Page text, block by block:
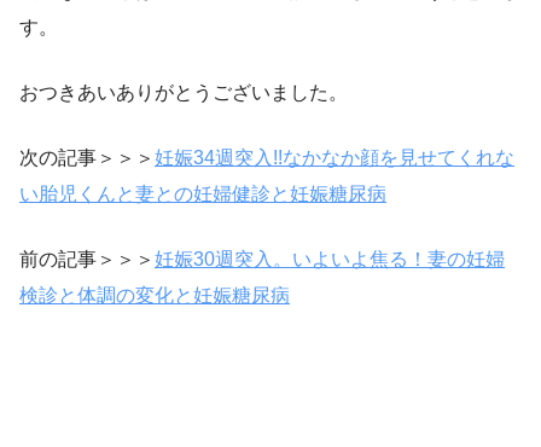
す。
おつきあいありがとうございました。
次の記事＞＞＞ 妊娠34週突入!!なかなか顔を見せてくれな
い胎児くんと妻との妊婦健診と妊娠糖尿病
前の記事＞＞＞ 妊娠30週突入。いよいよ焦る！妻の妊婦
検診と体調の変化と妊娠糖尿病